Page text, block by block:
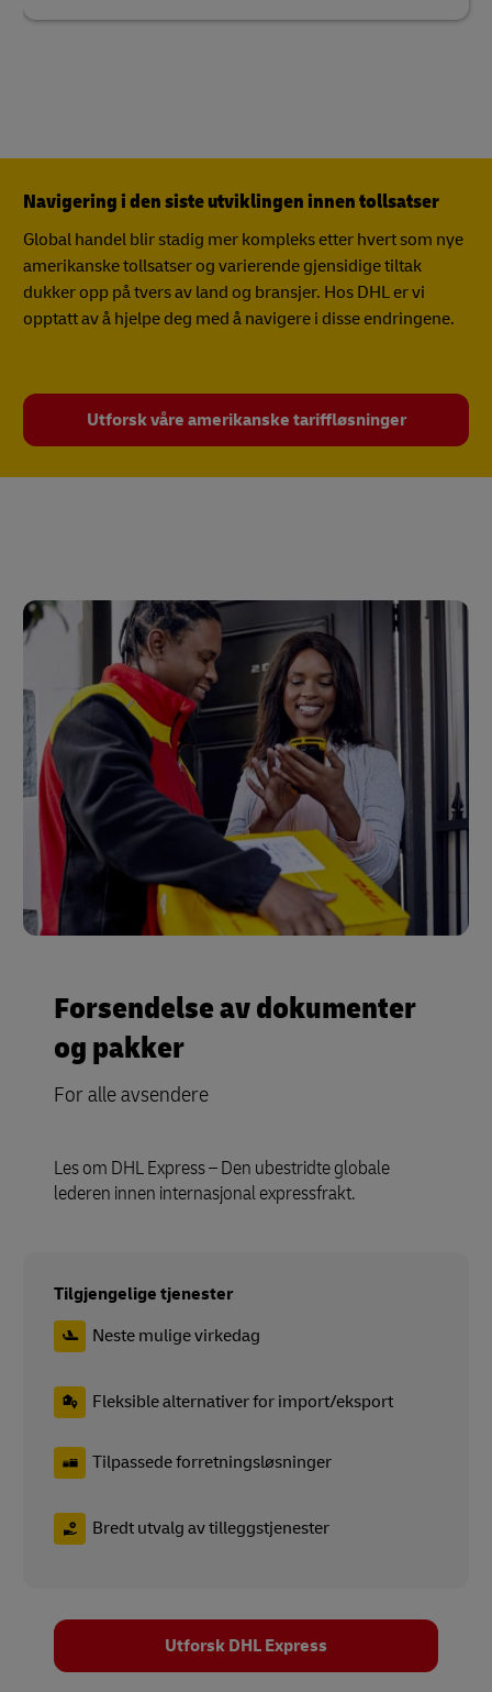
Navigering i den siste utviklingen innen tollsatser
Global handel blir stadig mer kompleks etter hvert som nye
amerikanske tollsatser og varierende gjensidige tiltak
dukker opp på tvers av land og bransjer. Hos DHL er vi
opptatt av å hjelpe deg med å navigere i disse endringene.
Utforsk våre amerikanske tariffløsninger
Forsendelse av dokumenter
og pakker
For alle avsendere
Les om DHL Express – Den ubestridte globale
lederen innen internasjonal expressfrakt.
Tilgjengelige tjenester
Neste mulige virkedag
Fleksible alternativer for import/eksport
Tilpassede forretningsløsninger
Bredt utvalg av tilleggstjenester
Utforsk DHL Express